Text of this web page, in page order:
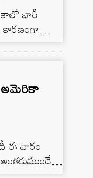
భారీ
కారణంగా
అమెరికా
ఈ వారం